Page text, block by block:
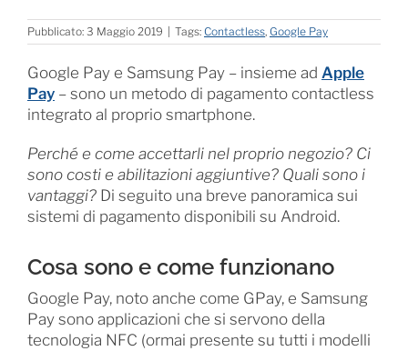
Pubblicato: 3 Maggio 2019 Tags: Contactless, Google Pay
Google Pay e Samsung Pay – insieme ad Apple
Pay– sono un metodo di pagamento contactless
integrato al proprio smartphone.
Perché e come accettarli nel proprio negozio? Ci
sono costi e abilitazioni aggiuntive? Quali sono i
vantaggi? Di seguito una breve panoramica sui
sistemi di pagamento disponibili su Android.
Cosa sono e come funzionano
Google Pay, noto anche come GPay, e Samsung
Pay sono applicazioni che si servono della
tecnologia NFC (ormai presente su tutti i modelli